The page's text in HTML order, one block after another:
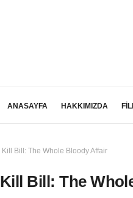
ANASAYFA HAKKIMIZDA
Kill Bill: The Whole Bloody Affair
Kill Bill: The